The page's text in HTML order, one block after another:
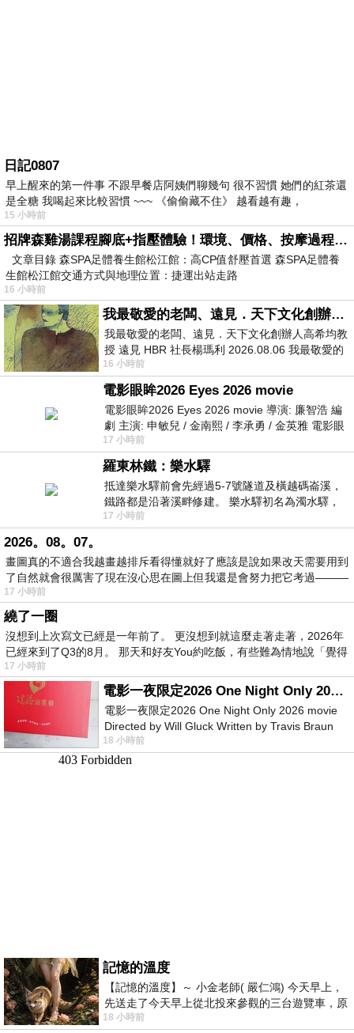
日記0807
早上醒來的第一件事 不跟早餐店阿姨們聊幾句 很不習慣 她們的紅茶還
是全糖 我喝起來比較習慣 ~~~ 《偷偷藏不住》 越看越有趣，
15 小時前
招牌森雞湯課程腳底+指壓體驗！環境、價格、按摩過程全紀錄，森SPA足體養生館松江館最新價格表
文章目錄 森SPA足體養生館松江館：高CP值舒壓首選 森SPA足體養
生館松江館交通方式與地理位置：捷運出站走路
16 小時前
我最敬愛的老闆、遠見．天下文化創辦人高希均教授
我最敬愛的老闆、遠見．天下文化創辦人高希均教
授 遠見 HBR 社長楊瑪利 2026.08.06 我最敬愛的
老闆、遠見．天下文化創辦人高希均教
16 小時前
電影眼眸2026 Eyes 2026 movie
電影眼眸2026 Eyes 2026 movie 導演: 廉智浩 編
劇 主演: 申敏兒 / 金南熙 / 李承勇 / 金英雅 電影眼
眸2026描述攝影師徐珍因遺
17 小時前
羅東林鐵：樂水驛
抵達樂水驛前會先經過5-7號隧道及橫越碼崙溪，
鐵路都是沿著溪畔修建。 樂水驛初名為濁水驛，
但因與臺鐵集集線車站同名，於1953
17 小時前
2026。08。07。
畫圖真的不適合我越畫越排斥看得懂就好了應該是說如果改天需要用到
了自然就會很厲害了現在沒心思在圖上但我還是會努力把它考過———
17 小時前
繞了一圈
沒想到上次寫文已經是一年前了。 更沒想到就這麼走著走著，2026年
已經來到了Q3的8月。 那天和好友You約吃飯，有些難為情地說「覺得
17 小時前
電影一夜限定2026 One Night Only 2026 movie
電影一夜限定2026 One Night Only 2026 movie
Directed by Will Gluck Written by Travis Braun
Starring Monica Barbaro
18 小時前
記憶的溫度
【記憶的溫度】～ 小金老師( 嚴仁鴻) 今天早上，
先送走了今天早上從北投來參觀的三台遊覽車，原
以為展場已經差不多要安靜下來，卻發
18 小時前